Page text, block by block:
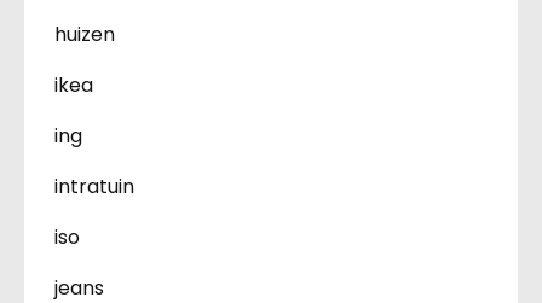
huizen
ikea
ing
intratuin
iso
jeans